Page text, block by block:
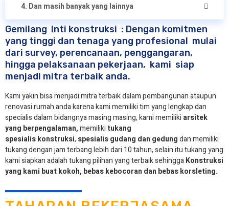
4. Dan masih banyak yang lainnya
Gemilang Inti konstruksi : Dengan komitmen
yang tinggi dan tenaga yang profesional mulai
dari survey, perencanaan, penggangaran,
hingga pelaksanaan pekerjaan, kami siap
menjadi mitra terbaik anda.
Kami yakin bisa menjadi mitra terbaik dalam pembangunan ataupun
renovasi rumah anda karena kami memiliki tim yang lengkap dan
specialis dalam bidangnya masing masing, kami memiliki arsitek
yang berpengalaman,memiliki tukang
spesialiskonstruksi, spesialis gudang dan gedungdan memiliki
tukang dengan jam terbang lebih dari 10 tahun, selain itu tukang yang
kami siapkan adalah tukang pilihan yang terbaik sehinggaKonstruksi
yang kami buat kokoh, bebas kebocoran dan bebas korsleting.